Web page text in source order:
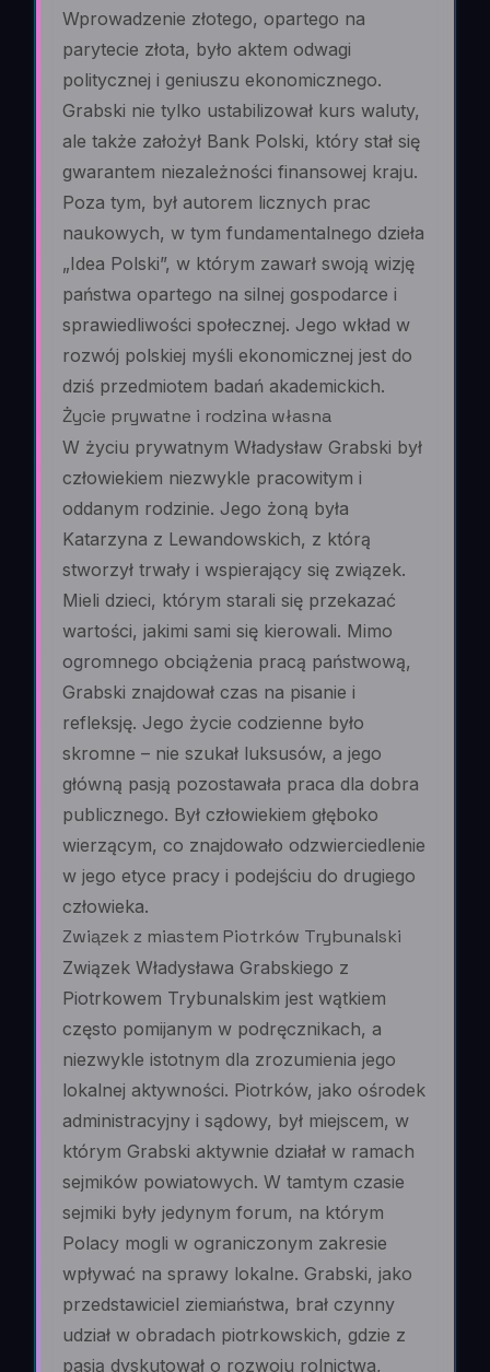
Wprowadzenie złotego, opartego na
parytecie złota, było aktem odwagi
politycznej i geniuszu ekonomicznego.
Grabski nie tylko ustabilizował kurs waluty,
ale także założył Bank Polski, który stał się
gwarantem niezależności finansowej kraju.
Poza tym, był autorem licznych prac
naukowych, w tym fundamentalnego dzieła
„Idea Polski”, w którym zawarł swoją wizję
państwa opartego na silnej gospodarce i
sprawiedliwości społecznej. Jego wkład w
rozwój polskiej myśli ekonomicznej jest do
dziś przedmiotem badań akademickich.
Życie prywatne i rodzina własna
W życiu prywatnym Władysław Grabski był
człowiekiem niezwykle pracowitym i
oddanym rodzinie. Jego żoną była
Katarzyna z Lewandowskich, z którą
stworzył trwały i wspierający się związek.
Mieli dzieci, którym starali się przekazać
wartości, jakimi sami się kierowali. Mimo
ogromnego obciążenia pracą państwową,
Grabski znajdował czas na pisanie i
refleksję. Jego życie codzienne było
skromne – nie szukał luksusów, a jego
główną pasją pozostawała praca dla dobra
publicznego. Był człowiekiem głęboko
wierzącym, co znajdowało odzwierciedlenie
w jego etyce pracy i podejściu do drugiego
człowieka.
Związek z miastem Piotrków Trybunalski
Związek Władysława Grabskiego z
Piotrkowem Trybunalskim jest wątkiem
często pomijanym w podręcznikach, a
niezwykle istotnym dla zrozumienia jego
lokalnej aktywności. Piotrków, jako ośrodek
administracyjny i sądowy, był miejscem, w
którym Grabski aktywnie działał w ramach
sejmików powiatowych. W tamtym czasie
sejmiki były jedynym forum, na którym
Polacy mogli w ograniczonym zakresie
wpływać na sprawy lokalne. Grabski, jako
przedstawiciel ziemiaństwa, brał czynny
udział w obradach piotrkowskich, gdzie z
pasją dyskutował o rozwoju rolnictwa,